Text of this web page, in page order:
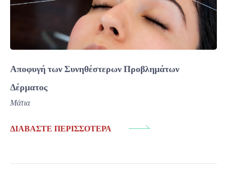
Αποφυγή των Συνηθέστερων Προβλημάτων
Δέρματος
Μάτια
ΔΙΑΒΆΣΤΕ ΠΕΡΙΣΣΌΤΕΡΑ